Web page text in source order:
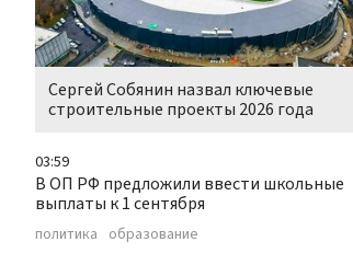
Сергей Собянин назвал ключевые
строительные проекты 2026 года
03:59
В ОП РФ предложили ввести школьные
выплаты к 1 сентября
политика образование